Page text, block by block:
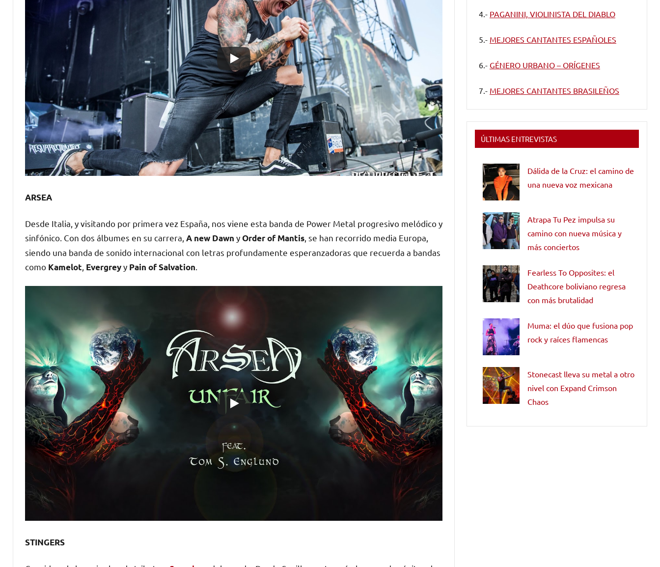
ARSEA
Desde Italia, y visitando por primera vez España, nos viene esta banda de Power Metal progresivo melódico y
sinfónico. Con dos álbumes en su carrera, A new Dawn yOrder of Mantis , se han recorrido media Europa,
siendo una banda de sonido internacional con letras profundamente esperanzadoras que recuerda a bandas
como Kamelot Evergreyy Pain of Salvation
STINGERS
4.- PAGANINI, VIOLINISTA DEL DIABLO
5.- MEJORES CANTANTES ESPAÑOLES
6.- GÉNERO URBANO – ORÍGENES
7.- MEJORES CANTANTES BRASILEÑOS
ÚLTIMAS ENTREVISTAS
Dálida de la Cruz: el camino de
una nueva voz mexicana
Atrapa Tu Pez impulsa su
camino con nueva música y
más conciertos
Fearless To Opposites: el
Deathcore boliviano regresa
con más brutalidad
Muma: el dúo que fusiona pop
rock y raíces flamencas
Stonecast lleva su metal a otro
nivel con Expand Crimson
Chaos